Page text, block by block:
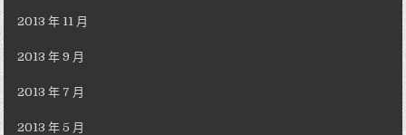
2013 年 11 月
2013 年 9 月
2013 年 7 月
2013 年 5 月